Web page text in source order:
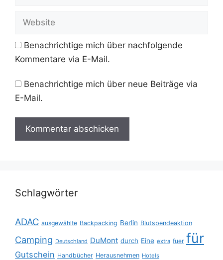
Benachrichtige mich über nachfolgende
Kommentare via E-Mail.
Benachrichtige mich über neue Beiträge via
E-Mail.
Schlagwörter
ADAC ausgewählte Backpacking Berlin Blutspendeaktion
Camping Deutschland DuMont durch Eine extra fuer für
Gutschein Handbücher Herausnehmen Hotels